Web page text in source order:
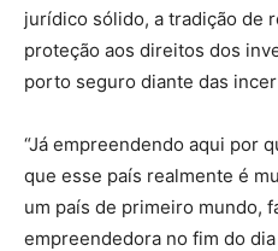
jurídico sólido, a tradição de
proteção aos direitos dos
porto seguro diante das
“Já empreendendo aqui por
que esse país realmente é
um país de primeiro mundo,
empreendedora no fim do